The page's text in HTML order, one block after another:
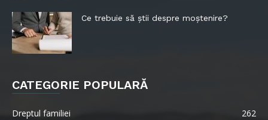
Ce trebuie să știi despre moștenire?
CATEGORIE POPULARĂ
Dreptul familiei
262